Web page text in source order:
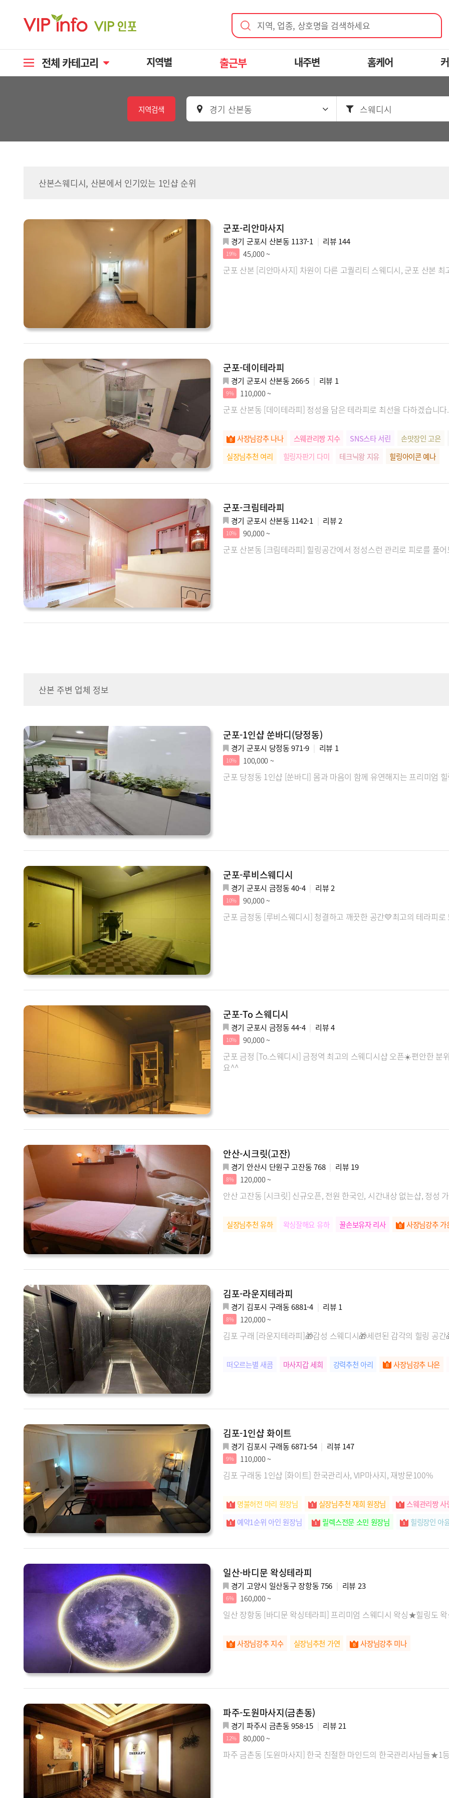
지역, 업종, 상호명을 검색하세요
전체 카테고리 지역별 출근부 내주변 홈케어
지역검색 경기 산본동 스웨디시
산본스웨디시, 산본에서 인기있는 1인샵 순위
군포-리안마사지
경기 군포시 산본동 1137-1 리뷰 144
19% 45,000 ~
군포 산본 [리안마사지] 차원이 다른 고퀄리티 스웨디시, 군포 산본
군포-데이테라피
경기 군포시 산본동 266-5 리뷰 1
9% 110,000 ~
군포 산본동 [데이테라피] 정성을 담은 테라피로 최선을 다하겠습니다.
사장님강추 나나 스웨관리짱 지수 SNS스타 서린 손맛장인 고은
실장님추천 여리
힐링자판기 다미 테크닉왕 지유 힐링아이콘 예나
군포-크림테라피
경기 군포시 산본동 1142-1 리뷰2
10% 90,000 ~
군포 산본동 [크림테라피] 힐링공간에서 정성스런 관리로 피로를 풀
산본 주변 업체 정보
군포-1인샵 쑨바디(당정동)
경기 군포시 당정동 971-9 리뷰 1
10% 100,000 ~
군포 당정동 1인샵 [쑨바디] 몸과 마음이 함께 유연해지는 프리미엄
군포-루비스웨디시
경기 군포시 금정동 40-4 리뷰2
10% 90,000 ~
군포 금정동 [루비스웨디시] 청결하고 깨끗한 공간💛최고의 테라피로
군포-To 스웨디시
경기 군포시 금정동 44-4 리뷰4
10% 90,000 ~
군포 금정 [To.스웨디시] 금정역 최고의 스웨디시샵 오픈☀️편안한
요^^
안산-시크릿(고잔)
경기 안산시 단원구 고잔동 768 리뷰 19
8% 120,000 ~
안산 고잔동 [시크릿] 신규오픈, 전원 한국인, 시간내상 없는샵, 정성
실장님추천 유하 왁싱잘해요 유하 꿀손보유자 리사 사장님강추 가
김포-라운지테라피
경기 김포시 구래동 6881-4 리뷰 1
8% 120,000 ~
김포 구래 [라운지테라피]🎁감성 스웨디시🎁세련된 감각의 힐링 공
떠오르는별 새콤 마사지갑 세희 강력추천 아리 사장님강추 나은
김포-1인샵 화이트
경기 김포시 구래동 6871-54 리뷰 147
9% 110,000 ~
김포 구래동 1인샵 [화이트] 한국관리사, VIP마사지, 재방문100%
명불허전 마리 원장님 실장님추천 재희 원장님 스웨관리짱 사
예약1순위 아인 원장님
릴렉스전문 소민 원장님 힐링장인 아
일산-바디문 왁싱테라피
경기 고양시 일산동구 장항동 756 리뷰 23
6% 160,000 ~
일산 장항동 [바디문 왁싱테라피] 프리미엄 스웨디시 왁싱★힐링도
사장님강추 지수 실장님추천 가연 사장님강추 미나
파주-도원마사지(금촌동)
경기 파주시 금촌동 958-15 리뷰21
12% 80,000 ~
파주 금촌동 [도원마사지] 한국 친절한 마인드의 한국관리사님들★1